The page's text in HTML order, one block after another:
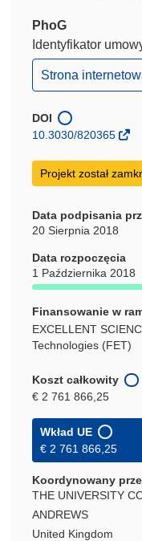
PhoG
Identyfikator
(odnośnik
otworzy
w
nowym
Strona
DOI
10.3030/820365
Projekt został
Data podpisania
20 Sierpnia 2018
Data rozpoczęcia
1 Października 2018
Finansowanie w
EXCELLENT
Technologies (FET)
Koszt całkowity
€ 2 761 866,25
Wkład UE
€ 2 761 866,25
Koordynowany
THE UNIVERSITY
ANDREWS
United Kingdom